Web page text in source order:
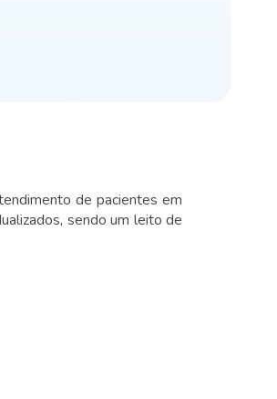
de pacientes em
sendo um leito de